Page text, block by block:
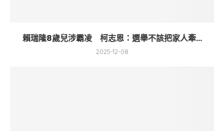
賴瑞隆8歲兒涉霸凌 柯志恩：選舉不該把家人牽...
2025-12-08